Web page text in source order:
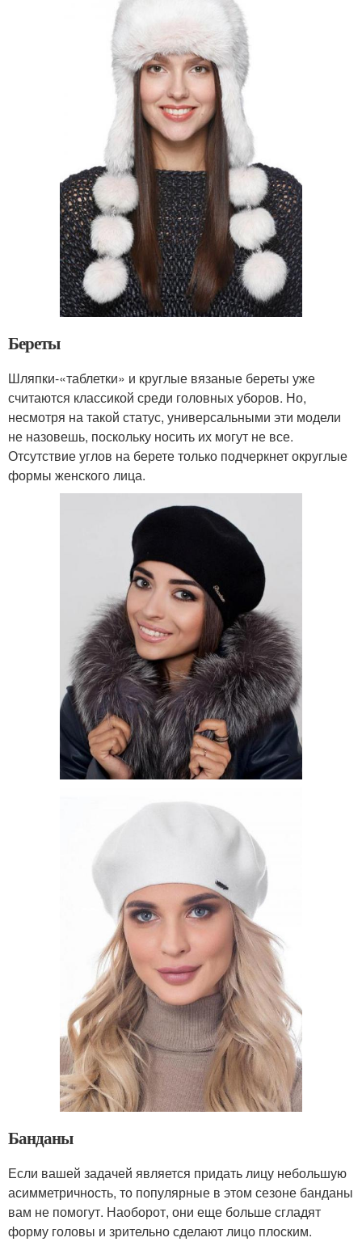
Береты
Шляпки-«таблетки» и круглые вязаные береты уже
считаются классикой среди головных уборов. Но,
несмотря на такой статус, универсальными эти модели
не назовешь, поскольку носить их могут не все.
Отсутствие углов на берете только подчеркнет округлые
формы женского лица.
Банданы
Если вашей задачей является придать лицу небольшую
асимметричность, то популярные в этом сезоне банданы
вам не помогут. Наоборот, они еще больше сгладят
форму головы и зрительно сделают лицо плоским.